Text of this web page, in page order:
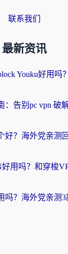
联系我们
最新资讯